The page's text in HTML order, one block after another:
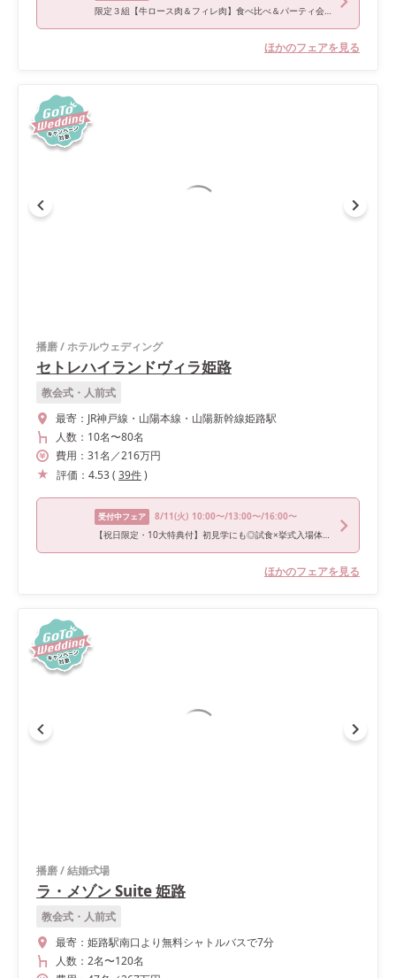
限定３組【牛ロース肉＆フィレ肉】食べ比べ＆パーティ会場見学フェア
ほかのフェアを見る
播磨/ホテルウェディング
セトレハイランドヴィラ姫路
教会式・人前式
最寄： JR神戸線・山陽本線・山陽新幹線姫路駅
人数： 10名〜80名
費用： 31名 ／216万円
評価： 4.53( 39件)
受付中フェア 8/11(火) 10:00〜/13:00〜/16:00〜
【祝日限定・10大特典付】初見学にも◎試食×挙式入場体験！
ほかのフェアを見る
播磨/結婚式場
ラ・メゾン Suite 姫路
教会式・人前式
最寄： 姫路駅南口より無料シャトルバスで7分
人数： 2名〜120名